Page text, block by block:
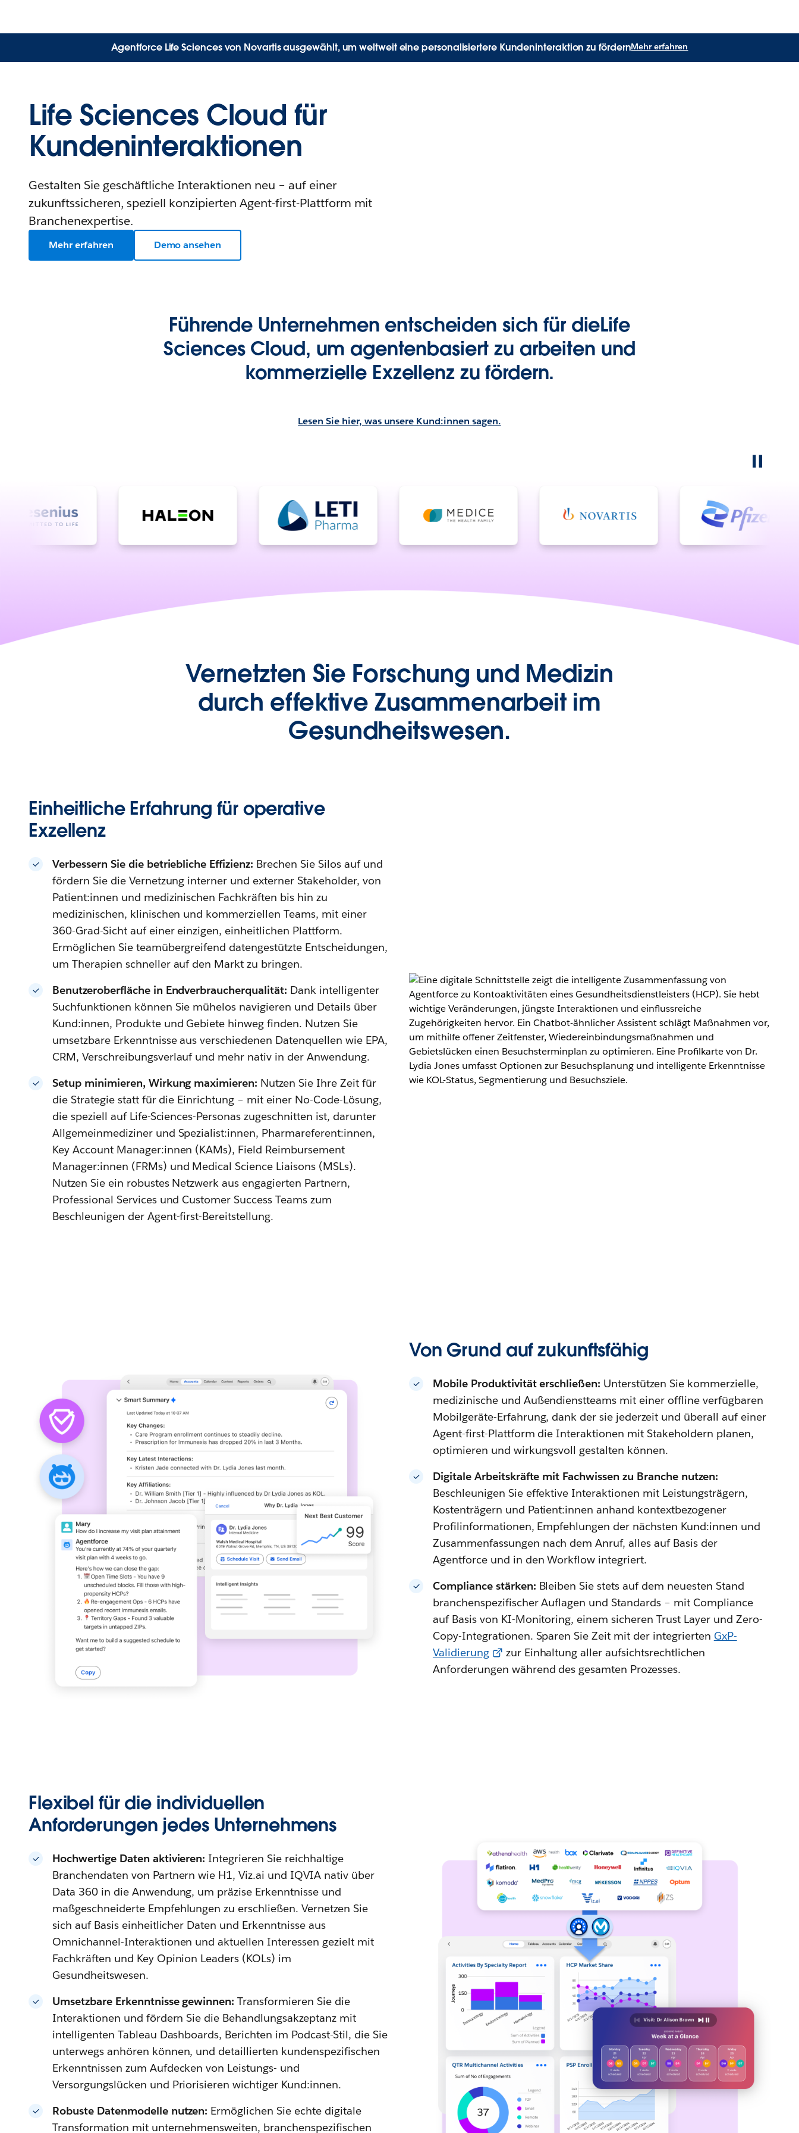
Agentforce Life Sciences von Novartis ausgewählt, um weltweit eine personalisiertere Kundeninteraktion zu fördernMehr erfahren
Life Sciences Cloud für
Kundeninteraktionen
Gestalten Sie geschäftliche Interaktionen neu – auf einer
zukunftssicheren, speziell konzipierten Agent-first-Plattform mit
Branchenexpertise.
Mehr erfahren Demo ansehen
Führende Unternehmen entscheiden sich für dieLife
Sciences Cloud, um agentenbasiert zu arbeiten und
kommerzielle Exzellenz zu fördern.
Lesen Sie hier, was unsere Kund:innen sagen.
Vernetzten Sie Forschung und Medizin
durch effektive Zusammenarbeit im
Gesundheitswesen.
Einheitliche Erfahrung für operative
Exzellenz
Verbessern Sie die betriebliche Effizienz: Brechen Sie Silos auf und
fördern Sie die Vernetzung interner und externer Stakeholder, von
Patient:innen und medizinischen Fachkräften bis hin zu
medizinischen, klinischen und kommerziellen Teams, mit einer
360-Grad-Sicht auf einer einzigen, einheitlichen Plattform.
Ermöglichen Sie teamübergreifend datengestützte Entscheidungen,
um Therapien schneller auf den Markt zu bringen.
Benutzeroberfläche in Endverbraucherqualität: Dank intelligenter
Suchfunktionen können Sie mühelos navigieren und Details über
Kund:innen, Produkte und Gebiete hinweg finden. Nutzen Sie
umsetzbare Erkenntnisse aus verschiedenen Datenquellen wie EPA,
CRM, Verschreibungsverlauf und mehr nativ in der Anwendung.
Setup minimieren, Wirkung maximieren: Nutzen Sie Ihre Zeit für
die Strategie statt für die Einrichtung – mit einer No-Code-Lösung,
die speziell auf Life-Sciences-Personas zugeschnitten ist, darunter
Allgemeinmediziner und Spezialist:innen, Pharmareferent:innen,
Key Account Manager:innen (KAMs), Field Reimbursement
Manager:innen (FRMs) und Medical Science Liaisons (MSLs).
Nutzen Sie ein robustes Netzwerk aus engagierten Partnern,
Professional Services und Customer Success Teams zum
Beschleunigen der Agent-first-Bereitstellung.
Von Grund auf zukunftsfähig
Mobile Produktivität erschließen: Unterstützen Sie kommerzielle,
medizinische und Außendienstteams mit einer offline verfügbaren
Mobilgeräte-Erfahrung, dank der sie jederzeit und überall auf einer
Agent-first-Plattform die Interaktionen mit Stakeholdern planen,
optimieren und wirkungsvoll gestalten können.
Digitale Arbeitskräfte mit Fachwissen zu Branche nutzen:
Beschleunigen Sie effektive Interaktionen mit Leistungsträgern,
Kostenträgern und Patient:innen anhand kontextbezogener
Profilinformationen, Empfehlungen der nächsten Kund:innen und
Zusammenfassungen nach dem Anruf, alles auf Basis der
Agentforce und in den Workflow integriert.
Compliance stärken: Bleiben Sie stets auf dem neuesten Stand
branchenspezifischer Auflagen und Standards – mit Compliance
auf Basis von KI-Monitoring, einem sicheren Trust Layer und Zero-
Copy-Integrationen. Sparen Sie Zeit mit der integrierten GxP-
Validierung
zur Einhaltung aller aufsichtsrechtlichen
Anforderungen während des gesamten Prozesses.
Flexibel für die individuellen
Anforderungen jedes Unternehmens
Hochwertige Daten aktivieren: Integrieren Sie reichhaltige
Branchendaten von Partnern wie H1, Viz.ai und IQVIA nativ über
Data 360 in die Anwendung, um präzise Erkenntnisse und
maßgeschneiderte Empfehlungen zu erschließen. Vernetzen Sie
sich auf Basis einheitlicher Daten und Erkenntnisse aus
Omnichannel-Interaktionen und aktuellen Interessen gezielt mit
Fachkräften und Key Opinion Leaders (KOLs) im
Gesundheitswesen.
Umsetzbare Erkenntnisse gewinnen:Transformieren Sie die
Interaktionen und fördern Sie die Behandlungsakzeptanz mit
intelligenten Tableau Dashboards, Berichten im Podcast-Stil, die Sie
unterwegs anhören können, und detaillierten kundenspezifischen
Erkenntnissen zum Aufdecken von Leistungs- und
Versorgungslücken und Priorisieren wichtiger Kund:innen.
Robuste Datenmodelle nutzen: Ermöglichen Sie echte digitale
Transformation mit unternehmensweiten, branchenspezifischen